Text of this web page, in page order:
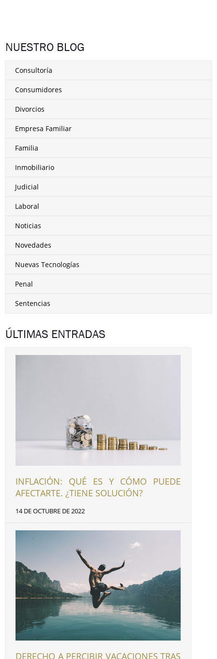
NUESTRO BLOG
Consultoría
Consumidores
Divorcios
Empresa Familiar
Familia
Inmobiliario
Judicial
Laboral
Noticias
Novedades
Nuevas Tecnologías
Penal
Sentencias
ÚLTIMAS ENTRADAS
INFLACIÓN: QUÉ ES Y CÓMO PUEDE
AFECTARTE. ¿TIENE SOLUCIÓN?
14 DE OCTUBRE DE 2022
DERECHO A PERCIBIR VACACIONES TRAS